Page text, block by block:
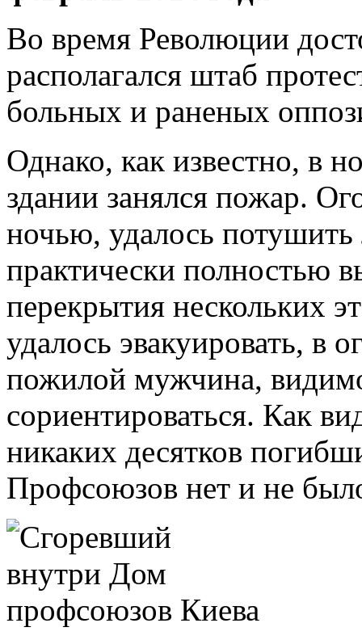
Во время Революции
располагался штаб
больных и раненых
Однако, как известно, в
здании занялся пожар.
ночью, удалось
практически полностью
перекрытия нескольких
удалось эвакуировать, в
пожилой мужчина,
сориентироваться. Как
никаких десятков
Профсоюзов нет и не